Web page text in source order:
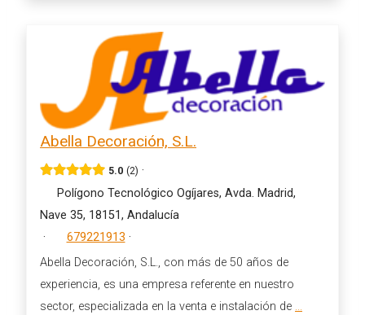
Abella Decoración, S.L.
5.0 2 ·
Polígono Tecnológico Ogíjares, Avda. Madrid,
Nave 35, 18151, Andalucía
·
679221913 ·
Abella Decoración, S.L., con más de 50 años de
experiencia, es una empresa referente en nuestro
sector, especializada en la venta e instalación de ...